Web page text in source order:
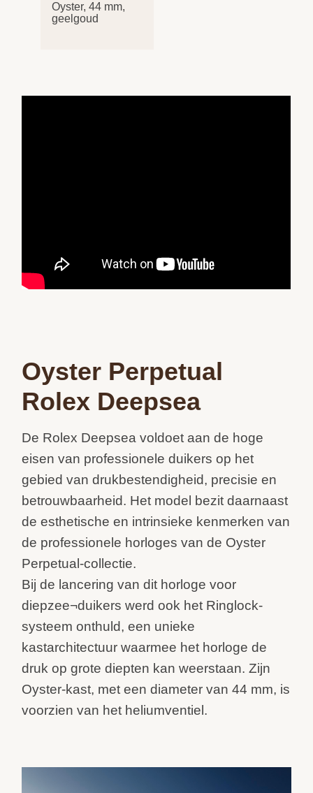
Oyster, 44 mm,
geelgoud
Oyster Perpetual
Rolex Deepsea
De Rolex Deepsea voldoet aan de hoge
eisen van professionele duikers op het
gebied van drukbestendigheid, precisie en
betrouwbaarheid. Het model bezit daarnaast
de esthetische en intrinsieke kenmerken van
de professionele horloges van de Oyster
Perpetual-collectie.
Bij de lancering van dit horloge voor
diepzee¬duikers werd ook het Ringlock-
systeem onthuld, een unieke
kastarchitectuur waarmee het horloge de
druk op grote diepten kan weerstaan. Zijn
Oyster-kast, met een diameter van 44 mm, is
voorzien van het heliumventiel.